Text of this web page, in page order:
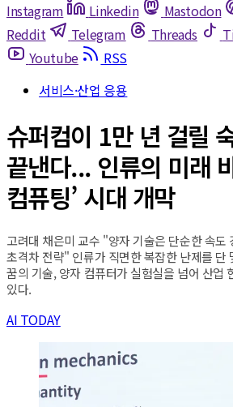
Instagram
Linkedin Mastodon
Reddit
Telegram Threads
Youtube
RSS
서비스·산업 응용
슈퍼컴이 1만 년 걸릴
끝낸다... 인류의 미래
컴퓨팅’ 시대 개막
고려대 채은미 교수 "양자 기술은 단순한 속도
초격차 전략" 인류가 직면한 복잡한 난제를 단
꿈의 기술, 양자 컴퓨터가 실험실을 넘어 산업
있다.
AI TODAY